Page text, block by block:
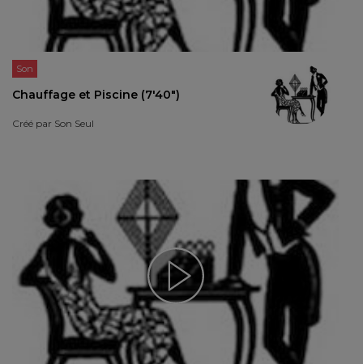
Son
Chauffage et Piscine (7'40")
Créé par Son Seul